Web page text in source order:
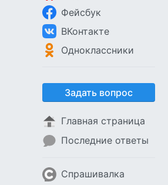
Фейсбук
ВКонтакте
Одноклассники
Задать вопрос
Главная страница
Последние ответы
Спрашивалка